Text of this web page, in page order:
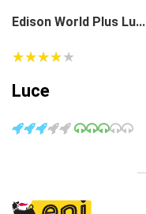
Edison World Plus Lu...
★★★★★
★★★★★
Luce